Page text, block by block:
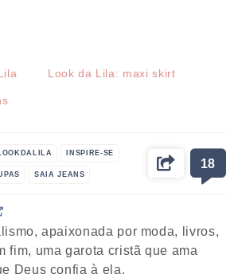
Look da Lila: maxi skirt
INSPIRE-SE
SAIA JEANS
18
apaixonada por moda, livros,
fim, uma garota cristã que ama
Deus confia à ela.